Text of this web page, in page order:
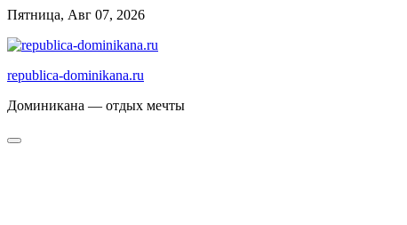
Перейти
содержимому
Пятница, Авг 07, 2026
republica-dominikana.ru
Доминикана — отдых мечты